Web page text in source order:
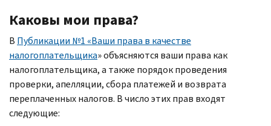
Каковы мои права?
В Публикации №1 «Ваши права в качестве
налогоплательщика» объясняются ваши права как
налогоплательщика, а также порядок проведения
проверки, апелляции, сбора платежей и возврата
переплаченных налогов. В число этих прав входят
следующие: